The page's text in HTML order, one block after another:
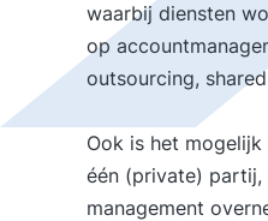
waarbij diensten
op
outsourcing,
Ook is het
één (private)
management